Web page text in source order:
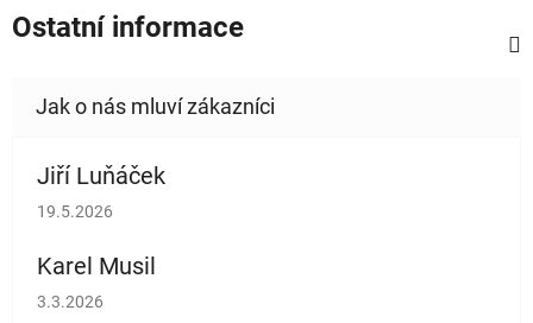
Ostatní informace
Jiří Luňáček
Hodnocení obchodu je 5 z 5 hvězdiček.
19.5.2026
Karel Musil
Hodnocení obchodu je 5 z 5 hvězdiček.
3.3.2026